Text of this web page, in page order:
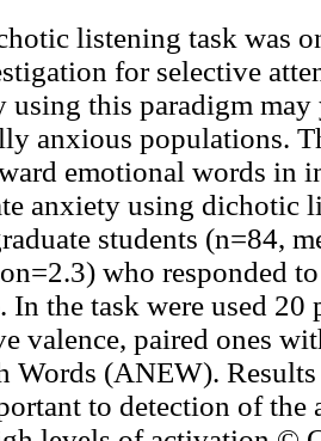
listening task was
for selective
using this paradigm
anxious populations.
emotional words in
anxiety using dichotic
students (n=84,
who responded
In the task were used
valence, paired ones
Words (ANEW).
to detection of